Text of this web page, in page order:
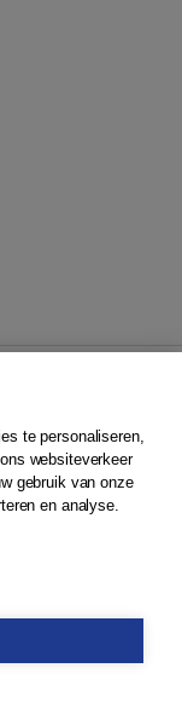
te personaliseren,
websiteverkeer
gebruik van onze
en analyse.